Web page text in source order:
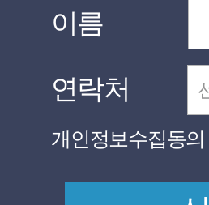
이름
연락처
개인정보수집동의